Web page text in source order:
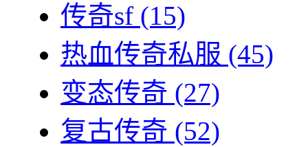
传奇sf (15)
热血传奇私服 (45)
变态传奇 (27)
复古传奇 (52)